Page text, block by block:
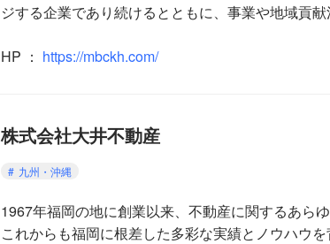
ジする企業であり続けるとともに、事業や地域貢
HP ： https://mbckh.com/
株式会社大井不動産
九州・沖縄
1967年福岡の地に創業以来、不動産に関するあら
これからも福岡に根差した多彩な実績とノウハウ